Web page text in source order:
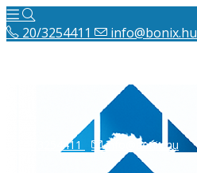
20/3254411 info@bonix.hu
20/3254411 info@bonix.hu